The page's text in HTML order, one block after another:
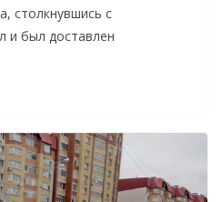
столкнувшись с
и был доставлен